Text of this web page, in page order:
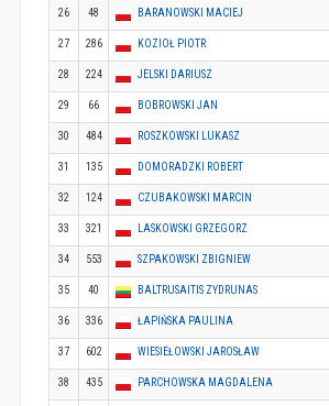
26 48 BARANOWSKI MACIEJ
27 286 KOZIOŁ PIOTR
28 224 JELSKI DARIUSZ
29 66 BOBROWSKI JAN
30 484 ROSZKOWSKI LUKASZ
31 135 DOMORADZKI ROBERT
32 124 CZUBAKOWSKI MARCIN
33 321 LASKOWSKI GRZEGORZ
34 553 SZPAKOWSKI ZBIGNIEW
35 40 BALTRUSAITIS ZYDRUNAS
36 336 ŁAPIŃSKA PAULINA
37 602 WIESIEŁOWSKI JAROSŁAW
38 435 PARCHOWSKA MAGDALENA